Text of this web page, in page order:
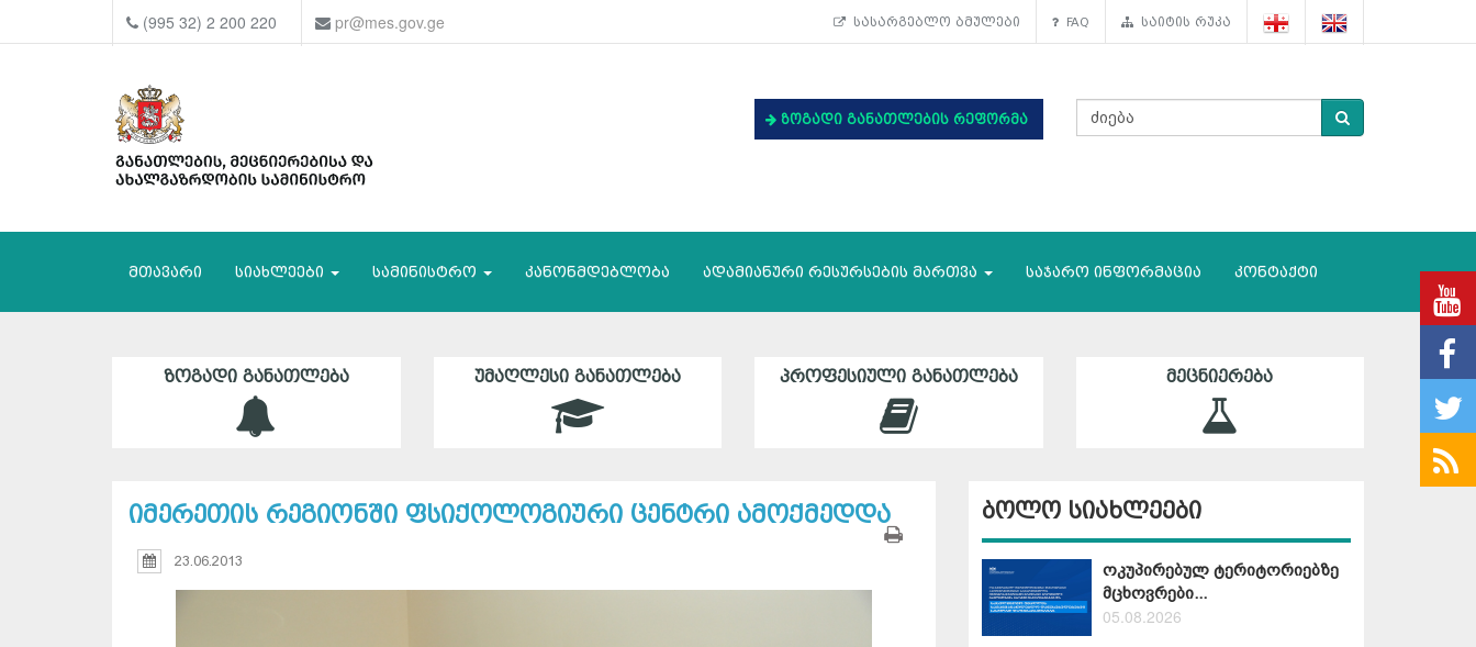
(995 32) 2 200 220 pr@mes.gov.ge სასარგებლო ბმულები FAQ საიტის რუკა
ზოგადი განათლების რეფორმა
მთავარი სიახლეები სამინისტრო კანონმდებლობა ადამიანური რესურსების მართვა საჯარო ინფორმაცია კონტაქტი
ᲖᲝᲒᲐᲓᲘ ᲒᲐᲜᲐᲗᲚᲔᲑᲐ ᲣᲛᲐᲦᲚᲔᲡᲘ ᲒᲐᲜᲐᲗᲚᲔᲑᲐ ᲞᲠᲝᲤᲔᲡᲘᲣᲚᲘ ᲒᲐᲜᲐᲗᲚᲔᲑᲐ ᲛᲔᲪᲜᲘᲔᲠᲔᲑᲐ
იმერეთის რეგიონში ფსიქოლოგიური ცენტრი ამოქმედდა
23.06.2013
ბოლო სიახლეები
ოკუპირებულ ტერიტორიებზე
მცხოვრები...
05.08.2026